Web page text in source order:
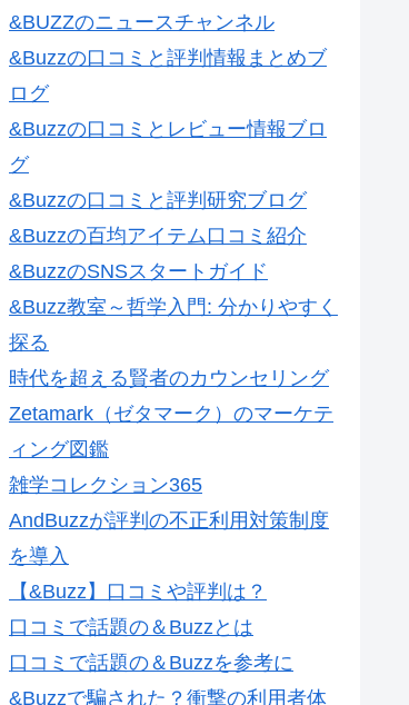
&BUZZのニュースチャンネル
&Buzzの口コミと評判情報まとめブ
ログ
&Buzzの口コミとレビュー情報ブロ
グ
&Buzzの口コミと評判研究ブログ
&Buzzの百均アイテム口コミ紹介
&BuzzのSNSスタートガイド
&Buzz教室～哲学入門: 分かりやすく
探る
時代を超える賢者のカウンセリング
Zetamark（ゼタマーク）のマーケテ
ィング図鑑
雑学コレクション365
AndBuzzが評判の不正利用対策制度
を導入
【&Buzz】口コミや評判は？
口コミで話題の＆Buzzとは
口コミで話題の＆Buzzを参考に
&Buzzで騙された？衝撃の利用者体